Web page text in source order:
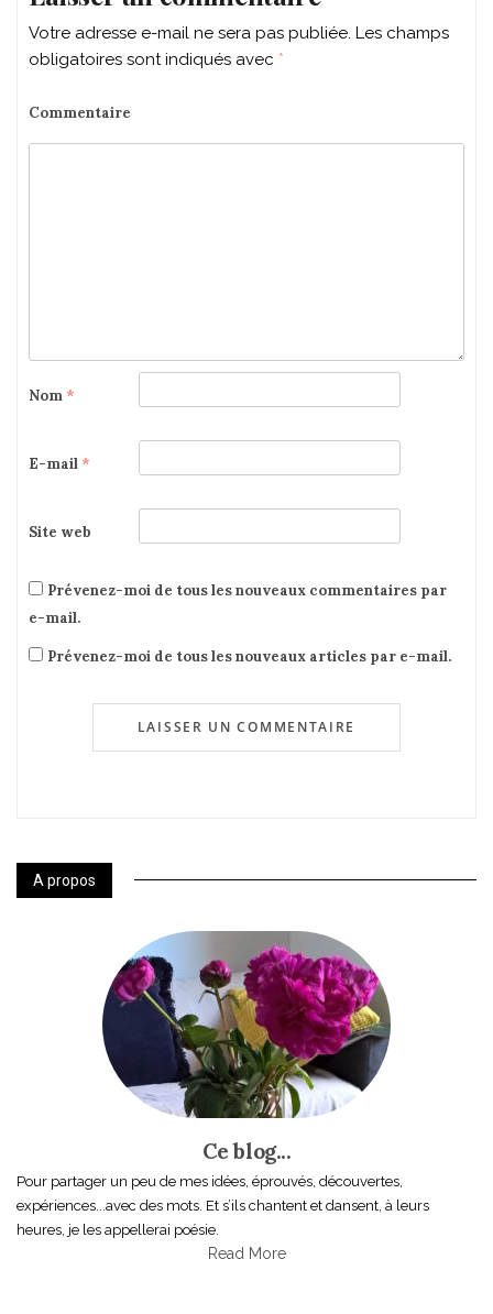
Votre adresse e-mail ne sera pas publiée. Les champs
obligatoires sont indiqués avec *
Commentaire
Nom *
E-mail *
Site web
Prévenez-moi de tous les nouveaux commentaires par
e-mail.
Prévenez-moi de tous les nouveaux articles par e-mail.
A propos
Ce blog...
Pour partager un peu de mes idées, éprouvés, découvertes,
expériences...avec des mots. Et s’ils chantent et dansent, à leurs
heures, je les appellerai poésie.
Read More